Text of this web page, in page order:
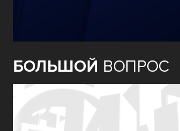
БОЛЬШОЙ ВОПРОС